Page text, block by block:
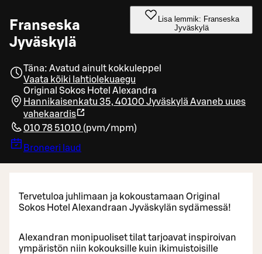
Franseska
Jyväskylä
Lisa lemmik: Franseska
Jyväskylä
Täna: Avatud ainult kokkuleppel
Vaata kõiki lahtiolekuaegu
Original Sokos Hotel Alexandra
Hannikaisenkatu 35, 40100 Jyväskylä Avaneb uues
vahekaardis
010 78 51010 (pvm/mpm)
Broneeri laud
Tervetuloa juhlimaan ja kokoustamaan Original
Sokos Hotel Alexandraan Jyväskylän sydämessä!
Alexandran monipuoliset tilat tarjoavat inspiroivan
ympäristön niin kokouksille kuin ikimuistoisille